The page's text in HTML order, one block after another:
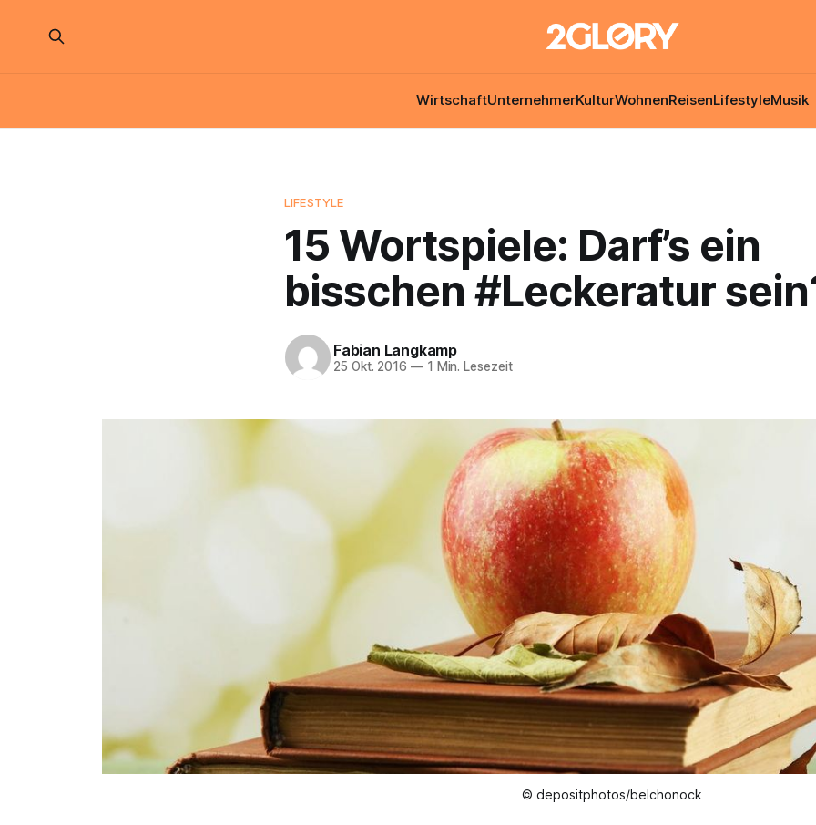
WirtschaftUnternehmerKulturWohnenReisenLifestyleMusik
LIFESTYLE
15 Wortspiele: Darf’s ein
bisschen #Leckeratur
Fabian Langkamp
25 Okt. 2016 —1 Min. Lesezeit
© depositphotos/belchonock